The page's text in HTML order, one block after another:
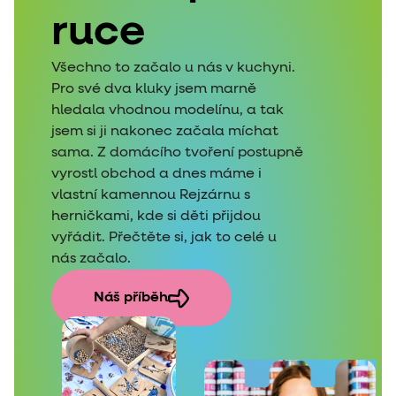
ruce
Všechno to začalo u nás v kuchyni.
Pro své dva kluky jsem marně
hledala vhodnou modelínu, a tak
jsem si ji nakonec začala míchat
sama. Z domácího tvoření postupně
vyrostl obchod a dnes máme i
vlastní kamennou Rejzárnu s
herničkami, kde si děti přijdou
vyřádit. Přečtěte si, jak to celé u
nás začalo.
Náš příběh